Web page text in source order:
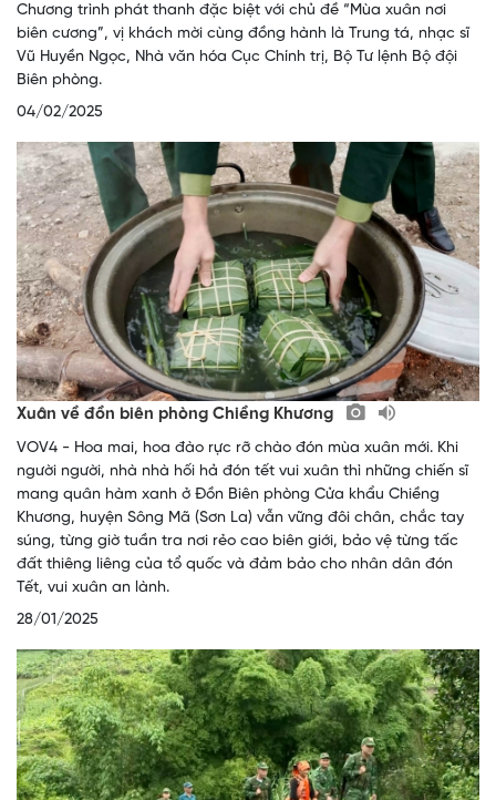
Chương trình phát thanh đặc biệt với chủ đề “Mùa xuân nơi
biên cương”, vị khách mời cùng đồng hành là Trung tá, nhạc sĩ
Vũ Huyền Ngọc, Nhà văn hóa Cục Chính trị, Bộ Tư lệnh Bộ đội
Biên phòng.
04/02/2025
Xuân về đồn biên phòng Chiềng Khương
VOV4 - Hoa mai, hoa đào rực rỡ chào đón mùa xuân mới. Khi
người người, nhà nhà hối hả đón tết vui xuân thì những chiến sĩ
mang quân hàm xanh ở Đồn Biên phòng Cửa khẩu Chiềng
Khương, huyện Sông Mã (Sơn La) vẫn vững đôi chân, chắc tay
súng, từng giờ tuần tra nơi rẻo cao biên giới, bảo vệ từng tấc
đất thiêng liêng của tổ quốc và đảm bảo cho nhân dân đón
Tết, vui xuân an lành.
28/01/2025